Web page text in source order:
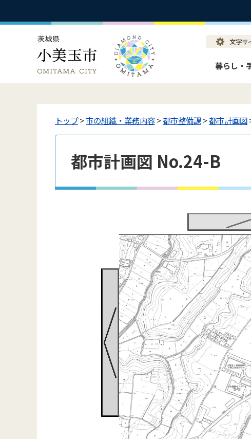
暮らし・
トップ>市の組織・業務内容>都市整備課>都市計画図
都市計画図 No.24-B